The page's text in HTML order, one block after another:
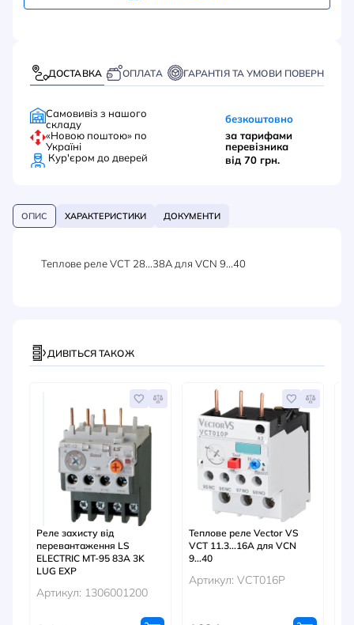
ДОСТАВКА ОПЛАТА ГАРАНТІЯ ТА УМОВИ ПОВЕРНЕННЯ
Самовивіз з нашого
складу
безкоштовно
«Новою поштою» по
Україні
за тарифами
перевізника
Кур'єром до дверей від 70 грн.
ОПИС ХАРАКТЕРИСТИКИ ДОКУМЕНТИ
Теплове реле VCT 28...38A для VCN 9...40
ДИВІТЬСЯ ТАКОЖ
Реле захисту від
перевантаження LS
ELECTRIC MT-95 83A 3K
LUG EXP
Артикул: 1306001200
Теплове реле Vector VS
VCT 11.3...16A для VCN
9...40
Артикул: VCT016P